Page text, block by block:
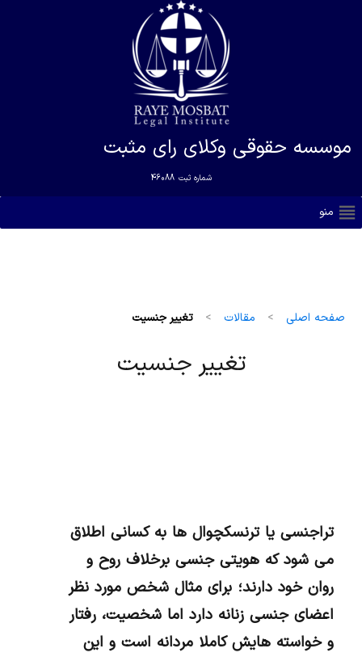
موسسه حقوقی وکلای رای مثبت
شماره ثبت 46088
منو
صفحه اصلی > مقالات > تغییر جنسیت
تغییر جنسیت
تراجنسی یا ترنسکچوال ها به کسانی اطلاق
می شود که هویتی جنسی برخلاف روح و
روان خود دارند؛ برای مثال شخص مورد نظر
اعضای جنسی زنانه دارد اما شخصیت، رفتار
و خواسته هایش کاملا مردانه است و این